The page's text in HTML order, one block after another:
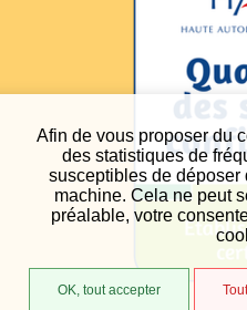
Afin de vous proposer du
des statistiques de
susceptibles de déposer
machine. Cela ne peut
préalable, votre
OK, tout accepter